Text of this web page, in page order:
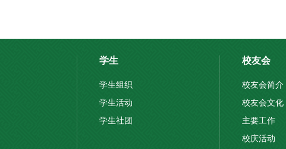
学生
学生组织
学生活动
学生社团
校友会
校友会简介
校友会文化
主要工作
校庆活动